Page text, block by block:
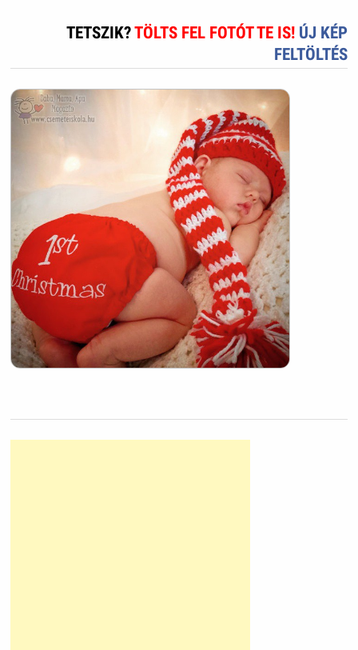
TETSZIK?TÖLTS FEL FOTÓT TE IS! ÚJ KÉP
FELTÖLTÉS